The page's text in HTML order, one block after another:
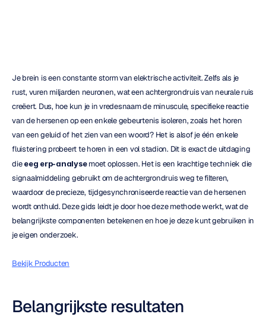
Je brein is een constante storm van elektrische activiteit. Zelfs als je
rust, vuren miljarden neuronen, wat een achtergrondruis van neurale ruis
creëert. Dus, hoe kun je in vredesnaam de minuscule, specifieke reactie
van de hersenen op een enkele gebeurtenis isoleren, zoals het horen
van een geluid of het zien van een woord? Het is alsof je één enkele
fluistering probeert te horen in een vol stadion. Dit is exact de uitdaging
die eeg erp-analyse moet oplossen. Het is een krachtige techniek die
signaalmiddeling gebruikt om de achtergrondruis weg te filteren,
waardoor de precieze, tijdgesynchroniseerde reactie van de hersenen
wordt onthuld. Deze gids leidt je door hoe deze methode werkt, wat de
belangrijkste componenten betekenen en hoe je deze kunt gebruiken in
je eigen onderzoek.
Bekijk Producten
Belangrijkste resultaten